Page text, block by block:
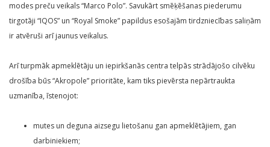
modes preču veikals “Marco Polo”. Savukārt smēķēšanas piederumu
tirgotāji “IQOS” un “Royal Smoke” papildus esošajām tirdzniecības saliņām
ir atvēruši arī jaunus veikalus.
Arī turpmāk apmeklētāju un iepirkšanās centra telpās strādājošo cilvēku
drošība būs “Akropole” prioritāte, kam tiks pievērsta nepārtraukta
uzmanība, īstenojot:
mutes un deguna aizsegu lietošanu gan apmeklētājiem, gan
darbiniekiem;